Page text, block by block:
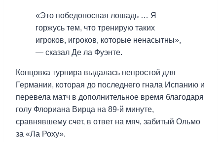
«Это победоносная лошадь … Я
горжусь тем, что тренирую таких
игроков, игроков, которые ненасытны»,
— сказал Де ла Фуэнте.
Концовка турнира выдалась непростой для
Германии, которая до последнего гнала Испанию и
перевела матч в дополнительное время благодаря
голу Флориана Вирца на 89-й минуте,
сравнявшему счет, в ответ на мяч, забитый Ольмо
за «Ла Роху».